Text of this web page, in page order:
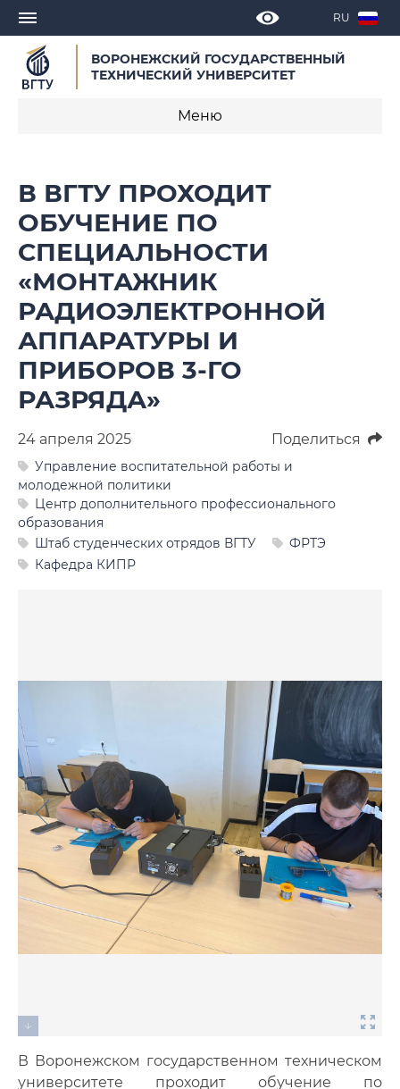
RU
ВОРОНЕЖСКИЙ ГОСУДАРСТВЕННЫЙ
ТЕХНИЧЕСКИЙ УНИВЕРСИТЕТ
Меню
СМИ о нас
Выступления, доклады, интервью
Календарь мероприятий
Корпоративные издания
Фото
Видео
Анкеты и опросы
Контакты для СМИ
В ВГТУ ПРОХОДИТ
ОБУЧЕНИЕ ПО
СПЕЦИАЛЬНОСТИ
«МОНТАЖНИК
РАДИОЭЛЕКТРОННОЙ
АППАРАТУРЫ И
ПРИБОРОВ 3-ГО
РАЗРЯДА»
24 апреля 2025 Поделиться
Управление воспитательной работы и
молодежной политики
Центр дополнительного профессионального
образования
Штаб студенческих отрядов ВГТУ
ФРТЭ
Кафедра КИПР
В Воронежском государственном техническом
университете проходит обучение по